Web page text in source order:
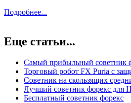
Подробнее...
Еще статьи...
Самый прибыльный советник
Торговый робот FX Puria с
Советник на скользящих
Лучший советник форекс для
Бесплатный советник форекс